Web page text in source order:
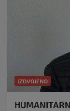
IZDVOJENO